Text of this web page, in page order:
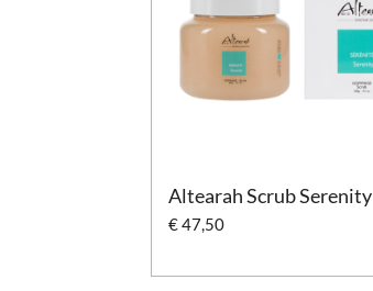
Altearah Scrub Serenity
€ 47,50